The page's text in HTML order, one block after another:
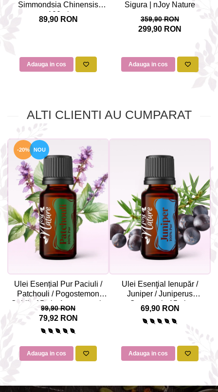
Simmondsia Chinensis
100ml
89,90 RON
Adauga in cos
Sigura | nJoy Nature
359,90 RON
299,90 RON
Adauga in cos
ALTI CLIENTI AU CUMPARAT
-20% NOU
Ulei Esențial Pur Paciuli /
Patchouli / Pogostemon
Cablin 15ml - Aromaterapie
Sigura | nJoy Nature
99,90 RON
79,92 RON
Adauga in cos
Ulei Esenţial Ienupăr /
Juniper / Juniperus
Communis 15ml -
Aromaterapie Sigura | nJoy
Nature
69,90 RON
Adauga in cos